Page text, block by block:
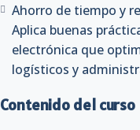
Ahorro de tiempo y
Aplica buenas
electrónica que
logísticos y
Contenido del curso